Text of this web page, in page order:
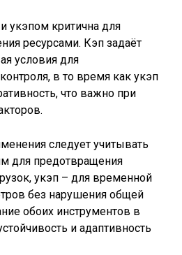
укэпом критична для
ресурсами. Кэп задаёт
условия для
в то время как укэп
что важно при
следует учитывать
для предотвращения
укэп – для временной
без нарушения общей
обоих инструментов в
и адаптивность